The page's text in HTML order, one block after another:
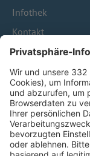
Infothek
Kontakt
HÄUFIG
Pässe und
Trainerausbildung
BFV-